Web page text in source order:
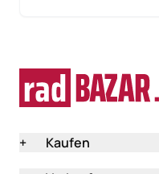
+
Kaufen